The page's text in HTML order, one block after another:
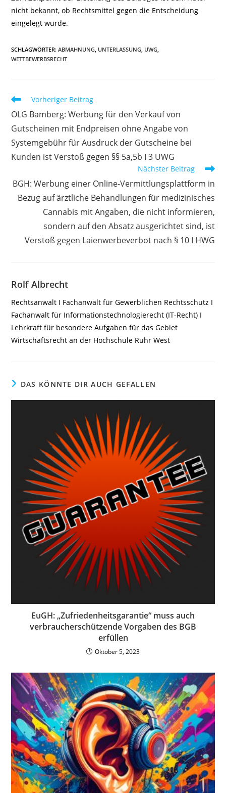
nicht bekannt, ob Rechtsmittel gegen die Entscheidung
eingelegt wurde.
SCHLAGWÖRTER:ABMAHNUNG UNTERLASSUNG UWG
WETTBEWERBSRECHT
Weitere
ansehen
Vorheriger Beitrag
OLG Bamberg: Werbung für den Verkauf von
Gutscheinen mit Endpreisen ohne Angabe von
Systemgebühr für Ausdruck der Gutscheine bei
Kunden ist Verstoß gegen §§ 5a,5b I 3 UWG
Nächster Beitrag
BGH: Werbung einer Online-Vermittlungsplattform in
Bezug auf ärztliche Behandlungen für medizinisches
Cannabis mit Angaben, die nicht informieren,
sondern auf den Absatz ausgerichtet sind, ist
Verstoß gegen Laienwerbeverbot nach § 10 I HWG
Rolf Albrecht
Rechtsanwalt I Fachanwalt für Gewerblichen Rechtsschutz I
Fachanwalt für Informationstechnologierecht (IT-Recht) I
Lehrkraft für besondere Aufgaben für das Gebiet
Wirtschaftsrecht an der Hochschule Ruhr West
DAS KÖNNTE DIR AUCH GEFALLEN
EuGH: „Zufriedenheitsgarantie“ muss auch
verbraucherschützende Vorgaben des BGB
erfüllen
Oktober 5, 2023